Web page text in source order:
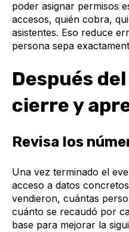
poder asignar permisos
accesos, quién cobra,
asistentes. Eso reduce
persona sepa
Después
cierre y
Revisa los
Una vez terminado el
acceso a datos
vendieron, cuántas
cuánto se recaudó por
base para mejorar la